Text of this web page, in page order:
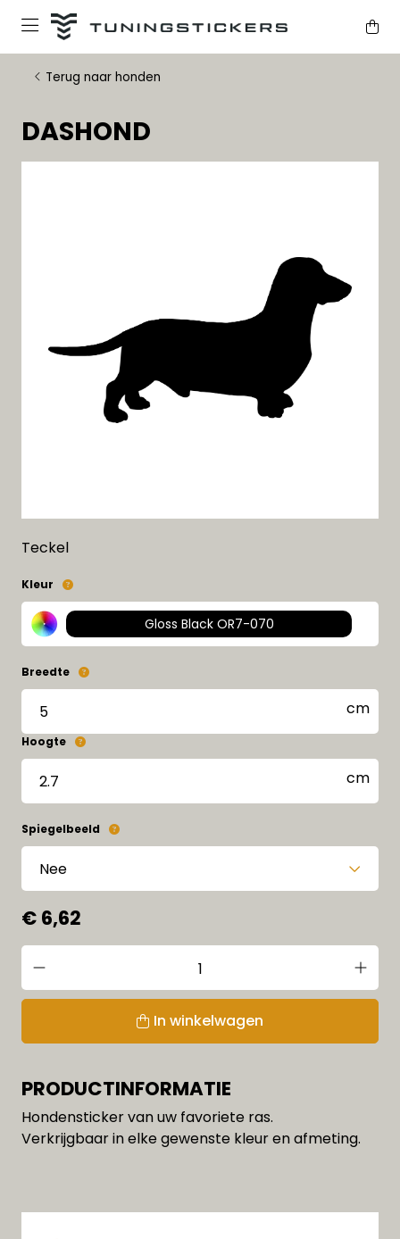
Terug naar honden
DASHOND
Teckel
Kleur
Gloss Black OR7-070
Breedte
Hoogte
Spiegelbeeld
€ 6,62
In winkelwagen
PRODUCTINFORMATIE
Hondensticker van uw favoriete ras.
Verkrijgbaar in elke gewenste kleur en afmeting.